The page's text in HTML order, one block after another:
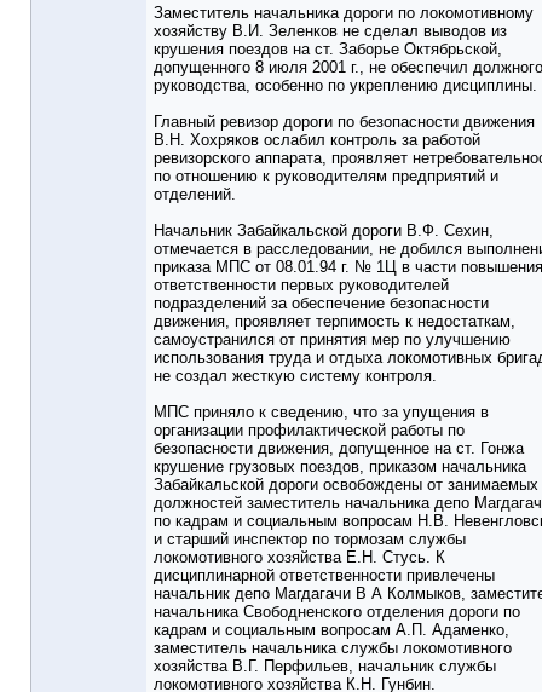
Заместитель начальника дороги по локомотивному
хозяйству В.И. Зеленков не сделал выводов из
крушения поездов на ст. Заборье Октябрьской,
допущенного 8 июля 2001 г., не обеспечил должного
руководства, особенно по укреплению дисциплины.
Главный ревизор дороги по безопасности движения
В.Н. Хохряков ослабил контроль за работой
ревизорского аппарата, проявляет
по отношению к руководителям предприятий и
отделений.
Начальник Забайкальской дороги В.Ф. Сехин,
отмечается в расследовании, не добился
приказа МПС от 08.01.94 г. № 1Ц в части повышения
ответственности первых руководителей
подразделений за обеспечение безопасности
движения, проявляет терпимость к недостаткам,
самоустранился от принятия мер по улучшению
использования труда и отдыха локомотивных
не создал жесткую систему контроля.
МПС приняло к сведению, что за упущения в
организации профилактической работы по
безопасности движения, допущенное на ст. Гонжа
крушение грузовых поездов, приказом начальника
Забайкальской дороги освобождены от занимаемых
должностей заместитель начальника депо
по кадрам и социальным вопросам Н.В.
и старший инспектор по тормозам службы
локомотивного хозяйства Е.Н. Стусь. К
дисциплинарной ответственности привлечены
начальник депо Магдагачи В А Колмыков,
начальника Свободненского отделения дороги по
кадрам и социальным вопросам А.П. Адаменко,
заместитель начальника службы локомотивного
хозяйства В.Г. Перфильев, начальник службы
локомотивного хозяйства К.Н. Гунбин.